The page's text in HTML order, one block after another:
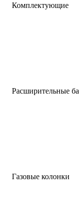
Комплектующие
Расширительные
Газовые колонки